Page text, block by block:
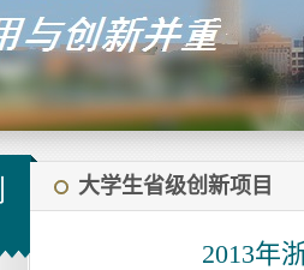
大学生省级创新项目
2013年